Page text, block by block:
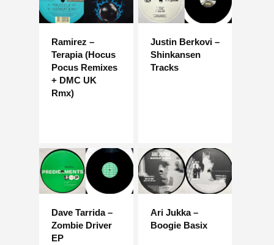
Ramirez –
Terapia (Hocus
Pocus Remixes
+ DMC UK
Rmx)
Justin Berkovi –
Shinkansen
Tracks
Dave Tarrida –
Zombie Driver
EP
Ari Jukka –
Boogie Basix